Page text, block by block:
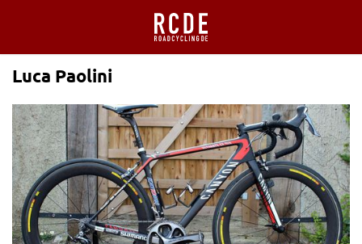
Luca Paolini